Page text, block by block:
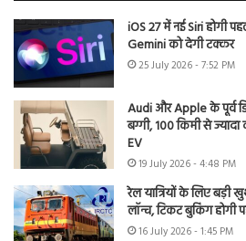
iOS 27 में नई Siri होगी
Gemini को देगी टक्कर
25 July 2026 - 7:52 PM
Audi और Apple के पूर्व
बग्गी, 100 किमी से
EV
19 July 2026 - 4:48 PM
रेल यात्रियों के लिए बड़ी
लॉन्च, टिकट बुकिंग
16 July 2026 - 1:45 PM